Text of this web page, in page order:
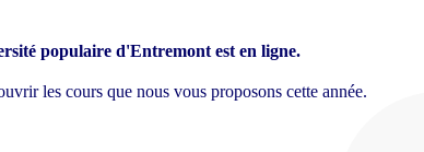
populaire d'Entremont est en ligne.
les cours que nous vous proposons cette année.